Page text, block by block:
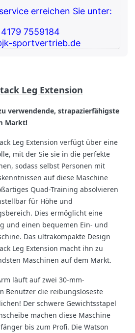
erreichen Sie unter:
7559184
sportvertrieb.de
Leg Extension
verwendende, strapazierfähigste
Markt!
Leg Extension verfügt über eine
mit der Sie sie in die perfekte
sodass selbst Personen mit
auf diese Maschine
Quad-Training absolvieren
für Höhe und
Dies ermöglicht eine
und einen bequemen Ein- und
Das ultrakompakte Design
Leg Extension macht ihn zu
Maschinen auf dem Markt.
läuft auf zwei 30-mm-
Benutzer die reibungsloseste
Der schwere Gewichtsstapel
machen diese Maschine
bis zum Profi. Die Watson